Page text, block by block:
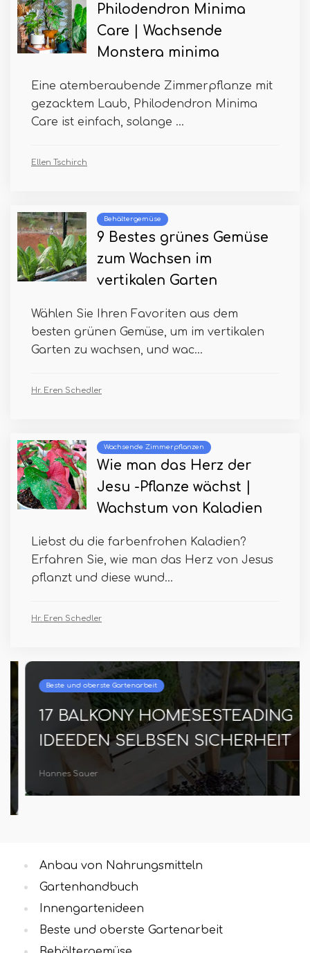
Philodendron Minima
Care | Wachsende
Monstera minima
Eine atemberaubende Zimmerpflanze mit
gezacktem Laub, Philodendron Minima
Care ist einfach, solange ...
Ellen Tschirch
Behältergemüse
9 Bestes grünes Gemüse
zum Wachsen im
vertikalen Garten
Wählen Sie Ihren Favoriten aus dem
besten grünen Gemüse, um im vertikalen
Garten zu wachsen, und wac...
Hr. Eren Schedler
Wachsende Zimmerpflanzen
Wie man das Herz der
Jesu -Pflanze wächst |
Wachstum von Kaladien
Liebst du die farbenfrohen Kaladien?
Erfahren Sie, wie man das Herz von Jesus
pflanzt und diese wund...
Hr. Eren Schedler
Beste und oberste Gartenarbeit
17 BALKONY HOMESESTEADING
IDEEDEN SELBSEN SICHERHEIT
Hannes Sauer
Anbau von Nahrungsmitteln
Gartenhandbuch
Innengartenideen
Beste und oberste Gartenarbeit